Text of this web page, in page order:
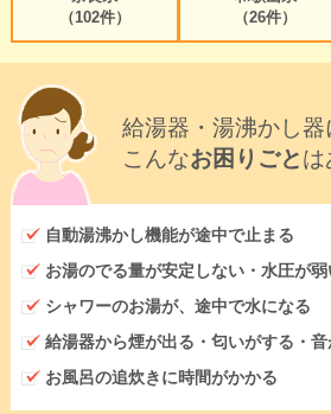
（102件）
（26件）
給湯器・湯沸かし器
こんなお困りごとは
自動湯沸かし機能が途中で止まる
お湯のでる量が安定しない・水圧が弱
シャワーのお湯が、途中で水になる
給湯器から煙が出る・匂いがする・音
お風呂の追炊きに時間がかかる